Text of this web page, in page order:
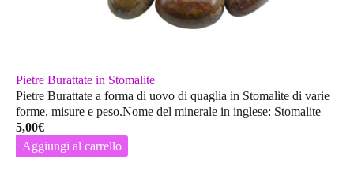
Pietre Burattate in Stomalite
Pietre Burattate a forma di uovo di quaglia in Stomalite di varie
forme, misure e peso.Nome del minerale in inglese: Stomalite
5,00€
Aggiungi al carrello